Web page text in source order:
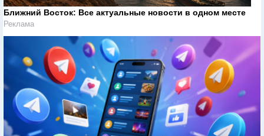
Ближний Восток: Все актуальные новости в одном месте
Реклама